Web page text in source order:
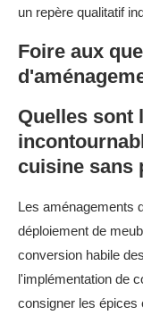
un repère qualitatif
Foire aux
Quelles sont
cuisine sans
Les aménagements
déploiement de
conversion habile
l'implémentation de
consigner les épices